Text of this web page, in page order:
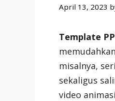
April 13, 2023
Template
misalnya,
sekaligus
video